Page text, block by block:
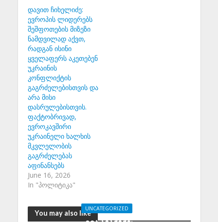
დავით ჩიხელიძე:
ევროპის ლიდერებს
შეშფოთების მიზეზი
ნამდვილად აქვთ,
რადგან ისინი
ყველაფერს აკეთებენ
უკრაინის
კონფლიქტის
გაგრძელებისთვის და
არა მისი
დასრულებისთვის.
ფაქტობრივად,
ევროკავშირი
უკრაინელი ხალხის
მკვლელობის
გაგრძელებას
აფინანსებს
June 16, 2026
In "პოლიტიკა"
You may also like
UNCATEGORIZED